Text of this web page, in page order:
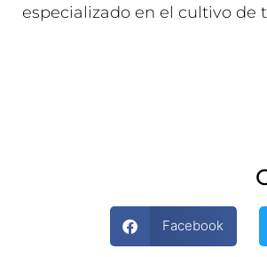
especializado en el cultivo de
Facebook